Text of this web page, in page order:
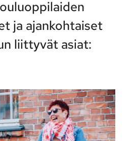
ja ajankohtaiset
liittyvät asiat: